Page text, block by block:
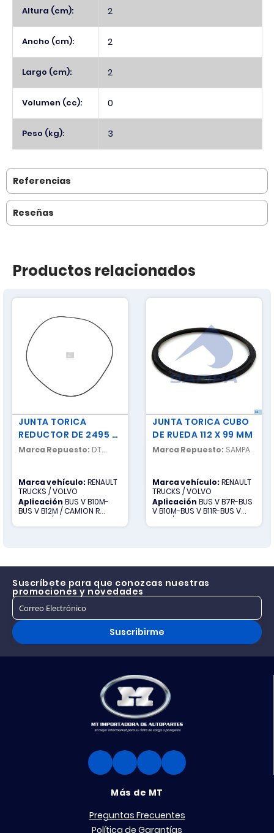
Altura (cm): 2
Ancho (cm): 2
Largo (cm): 2
Volumen (cc): 0
Peso (kg): 3
Referencias
Reseñas
Productos relacionados
JUNTA TORICA
REDUCTOR DE 2495 X
3 MM (ORING DE
Marca Repuesto: DT
Marca vehículo:RENAULT
TRUCKS / VOLVO
Aplicación BUS V B10M-
BUS V B12M / CAMION R
PREMIUM / CAMION V FH-
CAMION V FM
JUNTA TORICA CUBO
DE RUEDA 112 X 99 MM
Marca Repuesto: SAMPA
Marca vehículo:RENAULT
TRUCKS / VOLVO
Aplicación BUS V B7R-BUS
V B10M-BUS V B11R-BUS V
B12M / CAMION R MAGNUM-
CAMION R MIDLUM-CAMION
Suscríbete para que conozcas nuestras
promociones y novedades
Suscribirme
Más de MT
Preguntas Frecuentes
Política de Garantías